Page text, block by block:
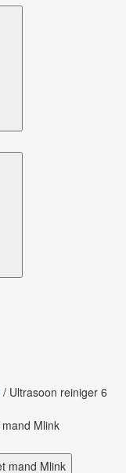
/ Ultrasoon reiniger 6